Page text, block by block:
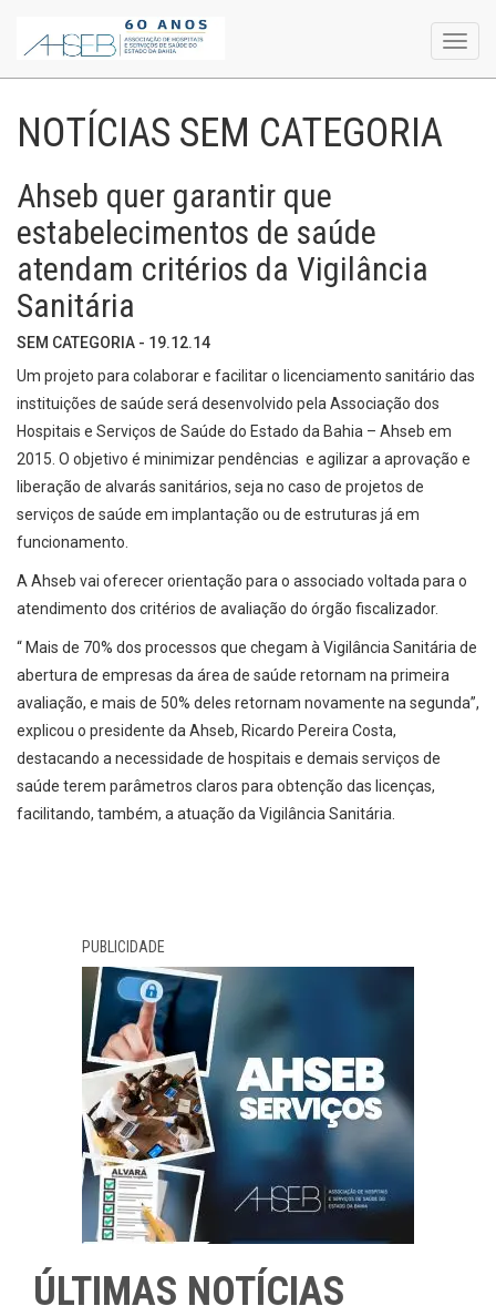
NOTÍCIAS SEM CATEGORIA
Ahseb quer garantir que
estabelecimentos de saúde
atendam critérios da Vigilância
Sanitária
SEM CATEGORIA - 19.12.14
Um projeto para colaborar e facilitar o licenciamento sanitário das
instituições de saúde será desenvolvido pela Associação dos
Hospitais e Serviços de Saúde do Estado da Bahia – Ahseb em
2015. O objetivo é minimizar pendências e agilizar a aprovação e
liberação de alvarás sanitários, seja no caso de projetos de
serviços de saúde em implantação ou de estruturas já em
funcionamento.
A Ahseb vai oferecer orientação para o associado voltada para o
atendimento dos critérios de avaliação do órgão fiscalizador.
“ Mais de 70% dos processos que chegam à Vigilância Sanitária de
abertura de empresas da área de saúde retornam na primeira
avaliação, e mais de 50% deles retornam novamente na segunda”,
explicou o presidente da Ahseb, Ricardo Pereira Costa,
destacando a necessidade de hospitais e demais serviços de
saúde terem parâmetros claros para obtenção das licenças,
facilitando, também, a atuação da Vigilância Sanitária.
PUBLICIDADE
ÚLTIMAS NOTÍCIAS